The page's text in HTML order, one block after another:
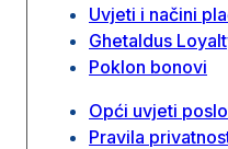
Uvjeti i načini
Ghetaldus
Poklon bonovi
Opći uvjeti
Pravila